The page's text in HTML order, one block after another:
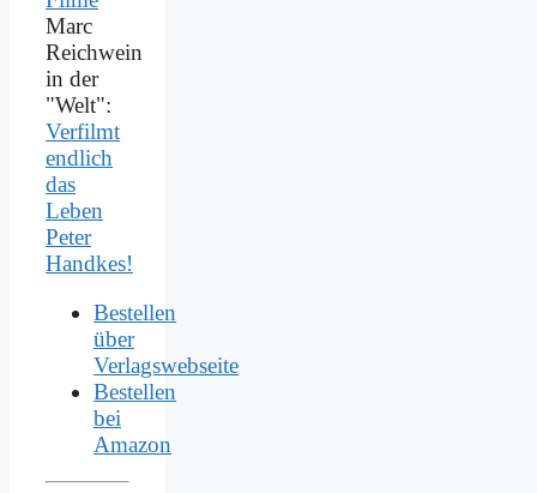
Marc
Reichwein
in der
"Welt":
Verfilmt
endlich
das
Leben
Peter
Handkes!
Bestellen
über
Verlagswebseite
Bestellen
bei
Amazon